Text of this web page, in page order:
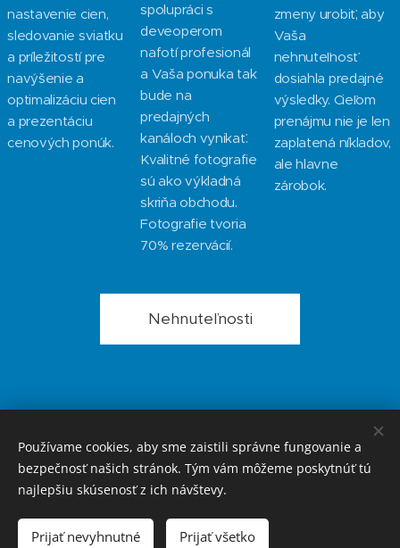
nastavenie cien,
sledovanie sviatku
a príležitostí pre
navýšenie a
optimalizáciu cien
a prezentáciu
cenových ponúk.
spolupráci s
deveoperom
nafotí profesionál
a Vaša ponuka tak
bude na
predajných
kanáloch vynikať.
Kvalitné fotografie
sú ako výkladná
skriňa obchodu.
Fotografie tvoria
70% rezervácií.
zmeny urobiť, aby
Vaša
nehnuteľnosť
dosiahla predajné
výsledky. Cieľom
prenájmu nie je len
zaplatená níkladov,
ale hlavne
zárobok.
Nehnuteľnosti
© 2012-2024 Rincon Property. San Juan 39, Cala del Moral
Vytvorené službouWebnode
Používame cookies, aby sme zaistili správne fungovanie a
bezpečnosť našich stránok. Tým vám môžeme poskytnúť tú
najlepšiu skúsenosť z ich návštevy.
Prijať nevyhnutné Prijať všetko